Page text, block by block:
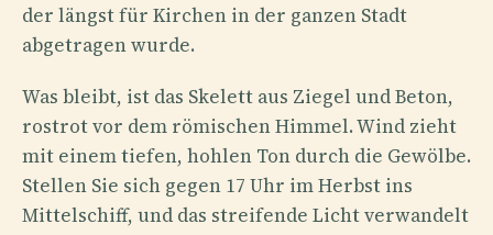
der längst für Kirchen in der ganzen Stadt
abgetragen wurde.
Was bleibt, ist das Skelett aus Ziegel und Beton,
rostrot vor dem römischen Himmel. Wind zieht
mit einem tiefen, hohlen Ton durch die Gewölbe.
Stellen Sie sich gegen 17 Uhr im Herbst ins
Mittelschiff, und das streifende Licht verwandelt